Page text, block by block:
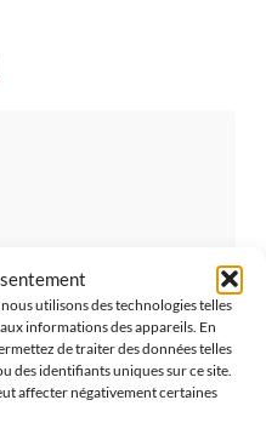
utilisons des technologies telles
informations des appareils. En
de traiter des données telles
des identifiants uniques sur ce site.
affecter négativement certaines